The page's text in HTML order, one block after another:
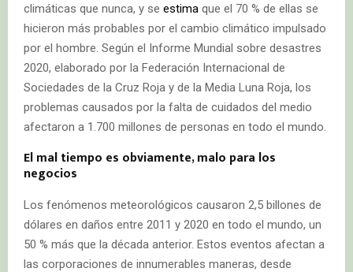
climáticas que nunca, y se estima que el 70 % de ellas se
hicieron más probables por el cambio climático impulsado
por el hombre. Según el Informe Mundial sobre desastres
2020, elaborado por la Federación Internacional de
Sociedades de la Cruz Roja y de la Media Luna Roja, los
problemas causados por la falta de cuidados del medio
afectaron a 1.700 millones de personas en todo el mundo.
El mal tiempo es obviamente, malo para los
negocios
Los fenómenos meteorológicos causaron 2,5 billones de
dólares en daños entre 2011 y 2020 en todo el mundo, un
50 % más que la década anterior. Estos eventos afectan a
las corporaciones de innumerables maneras, desde